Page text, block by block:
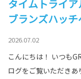
タイムトライ
ブランズハッチ
2026.07.02
こんにちは！ いつも
ログをご覧いただきあ